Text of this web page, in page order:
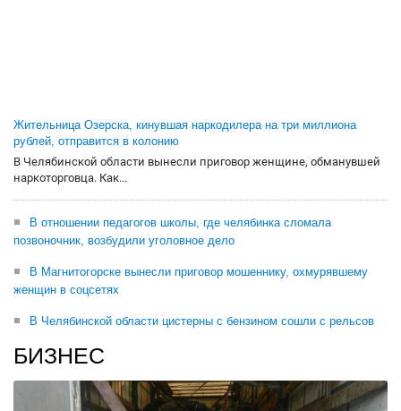
Жительница Озерска, кинувшая наркодилера на три миллиона
рублей, отправится в колонию
В Челябинской области вынесли приговор женщине, обманувшей
наркоторговца. Как...
В отношении педагогов школы, где челябинка сломала
позвоночник, возбудили уголовное дело
В Магнитогорске вынесли приговор мошеннику, охмурявшему
женщин в соцсетях
В Челябинской области цистерны с бензином сошли с рельсов
БИЗНЕС